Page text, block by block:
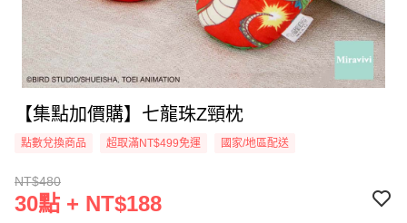
【集點加價購】七龍珠Z頸枕
點數兌換商品 超取滿NT$499免運 國家/地區配送
NT$480
30點 + NT$188